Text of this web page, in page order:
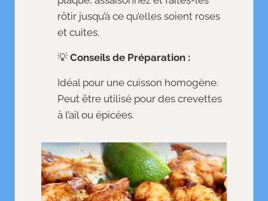
rôtir jusqu’à ce qu’elles soient roses
et cuites.
💡 Conseils de Préparation :
Idéal pour une cuisson homogène.
Peut être utilisé pour des crevettes
à l’ail ou épicées.